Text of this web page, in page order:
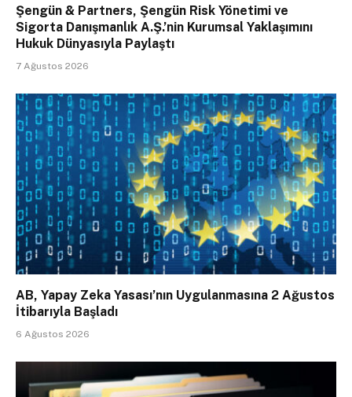
Şengün & Partners, Şengün Risk Yönetimi ve
Sigorta Danışmanlık A.Ş.’nin Kurumsal Yaklaşımını
Hukuk Dünyasıyla Paylaştı
7 Ağustos 2026
AB, Yapay Zeka Yasası’nın Uygulanmasına 2 Ağustos
İtibarıyla Başladı
6 Ağustos 2026